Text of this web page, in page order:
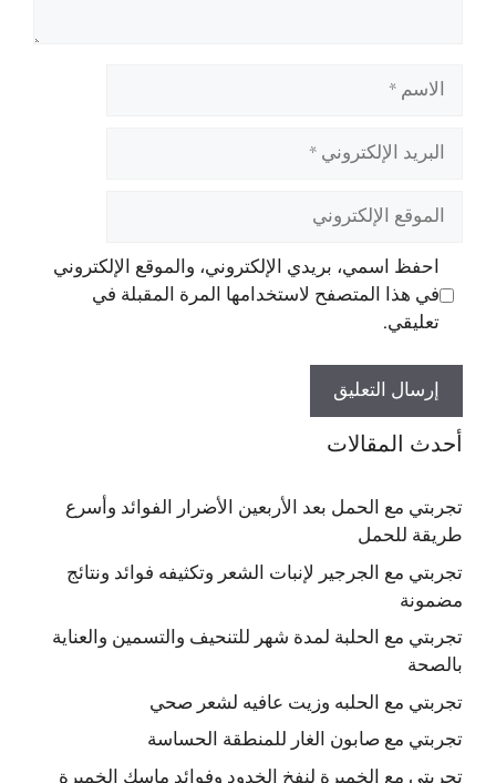
الاسم
البريد
الإلكتروني
الموقع
الإلكتروني
احفظ اسمي، بريدي الإلكتروني، والموقع الإلكتروني
في هذا المتصفح لاستخدامها المرة المقبلة في
تعليقي.
أحدث المقالات
تجربتي مع الحمل بعد الأربعين الأضرار الفوائد وأسرع
طريقة للحمل
تجربتي مع الجرجير لإنبات الشعر وتكثيفه فوائد ونتائج
مضمونة
تجربتي مع الحلبة لمدة شهر للتنحيف والتسمين والعناية
بالصحة
تجربتي مع الحلبه وزيت عافيه لشعر صحي
تجربتي مع صابون الغار للمنطقة الحساسة
تجربتي مع الخميرة لنفخ الخدود وفوائد ماسك الخميرة